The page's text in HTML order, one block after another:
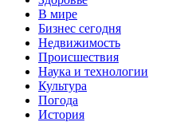
В мире
Бизнес сегодня
Недвижимость
Происшествия
Наука и технологии
Культура
Погода
История